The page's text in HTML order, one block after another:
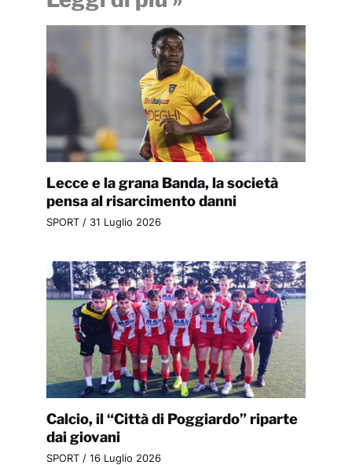
Lecce e la grana Banda, la società
pensa al risarcimento danni
SPORT/ 31 Luglio 2026
Calcio, il “Città di Poggiardo” riparte
dai giovani
SPORT/ 16 Luglio 2026